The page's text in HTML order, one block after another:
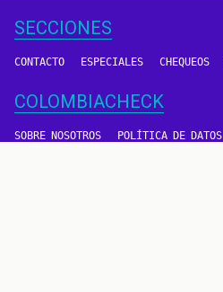
SECCIONES
CONTACTO ESPECIALES CHEQUEOS
COLOMBIACHECK
SOBRE NOSOTROS POLÍTICA DE DATOS